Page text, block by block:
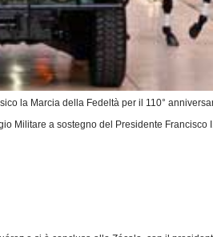
la Marcia della Fedeltà per il 110°
Militare a sostegno del Presidente Francisco